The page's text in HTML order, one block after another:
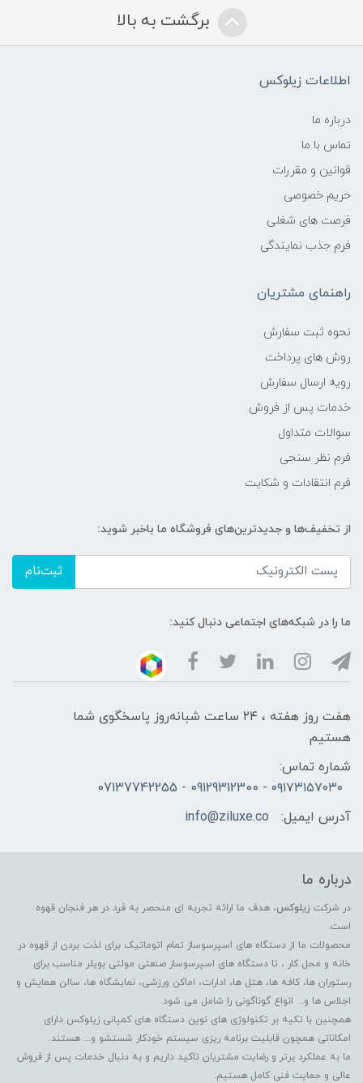
برگشت به بالا
اطلاعات زیلوکس
درباره ما
تماس با ما
قوانین و مقررات
حریم خصوصی
فرصت های شغلی
فرم جذب نمایندگی
راهنمای مشتریان
نحوه ثبت سفارش
روش های پرداخت
رویه ارسال سفارش
خدمات پس از فروش
سوالات متداول
فرم نظر سنجی
فرم انتقادات و شکایت
از تخفیف‌ها و جدیدترین‌های فروشگاه ما باخبر شوید:
ثبت‌نام
ما را در شبکه‌های اجتماعی دنبال کنید:
هفت روز هفته ، ۲۴ ساعت شبانه‌روز پاسخگوی شما
هستیم
شماره تماس:
۰۹۱۷۳۱۵۷۰۳۰ - 09129312300 - 07137742255
آدرس ایمیل:
info@ziluxe.co
درباره ما
در شرکت زیلوکس، هدف ما ارائه تجربه ای منحصر به فرد در هر فنجان قهوه
است.
محصولات ما از دستگاه های اسپرسوساز تمام اتوماتیک برای لذت بردن از قهوه در
خانه و محل کار ، تا دستگاه های اسپرسوساز صنعتی مولتی بویلر مناسب برای
رستوران ها، کافه ها، هتل ها، ادارات، اماکن ورزشی، نمایشگاه ها، سالن همایش و
اجلاس ها و... انواع گوناگونی را شامل می شود.
همچنین با تکیه بر تکنولوژی های نوین دستگاه های کمپانی زیلوکس دارای
امکاناتی همچون قابلیت برنامه ریزی سیستم خودکار شستشو و... هستند.
ما به عملکرد برتر و رضایت مشتریان تاکید داریم و به دنبال خدمات پس از فروش
عالی و حمایت فنی کامل هستیم.